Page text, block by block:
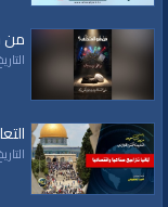
الفئات:
خطب ودروس
خطب ودروس»خطب
قنوات:
برامج الواقية
العلامات:قناة|الواقية
الفلسطينية|منظمة التحرير
من
التاريخ: 08/
التاريخ: 08/